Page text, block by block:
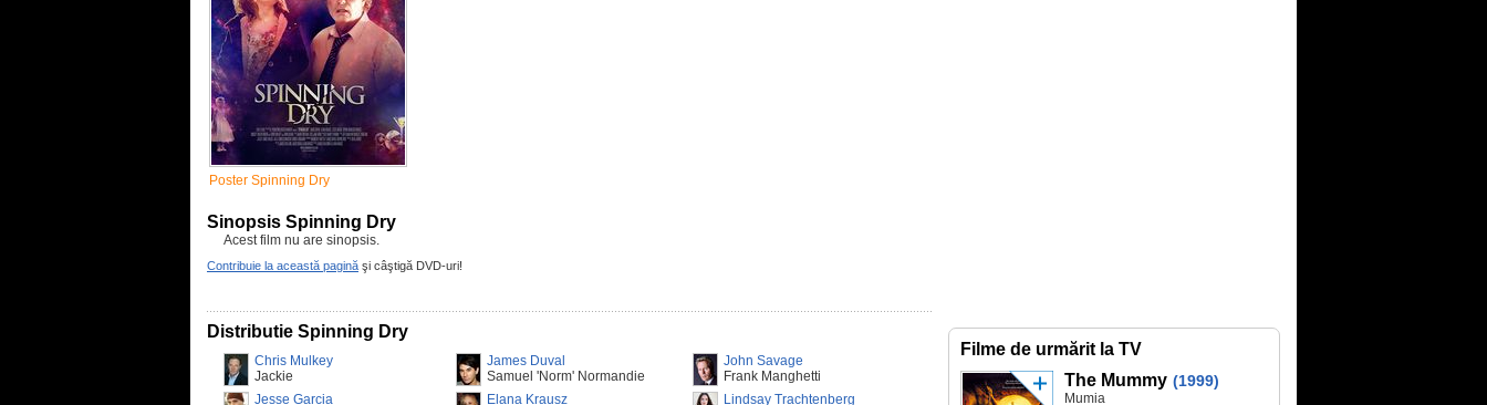
Poster Spinning Dry
Sinopsis Spinning Dry
Acest film nu are sinopsis.
Contribuie la această pagină şi câştigă DVD-uri!
Distributie Spinning Dry
Chris Mulkey
Jackie
James Duval
Samuel 'Norm' Normandie
John Savage
Frank Manghetti
Jesse Garcia
Elana Krausz
Lindsay Trachtenberg
Filme de urmărit la TV
The Mummy (1999)
Mumia